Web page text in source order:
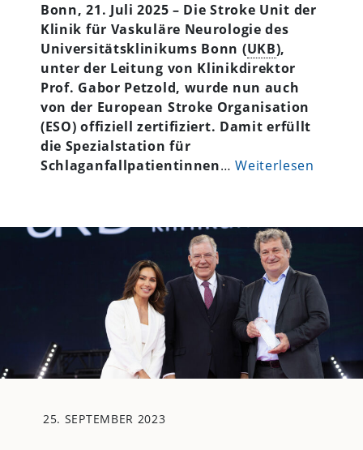
Bonn, 21. Juli 2025 – Die Stroke Unit der
Klinik für Vaskuläre Neurologie des
Universitätsklinikums Bonn (UKB),
unter der Leitung von Klinikdirektor
Prof. Gabor Petzold, wurde nun auch
von der European Stroke Organisation
(ESO) offiziell zertifiziert. Damit erfüllt
die Spezialstation für
Schlaganfallpatientinnen…Weiterlesen
25. SEPTEMBER 2023